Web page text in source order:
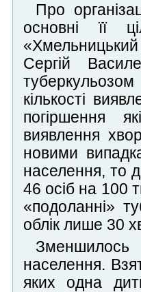
Про
основні її
Сергій
кількості
погіршення
виявлення
новими
населення, то
46 осіб на 100
«подоланні»
облік лише 30
населення.
яких одна